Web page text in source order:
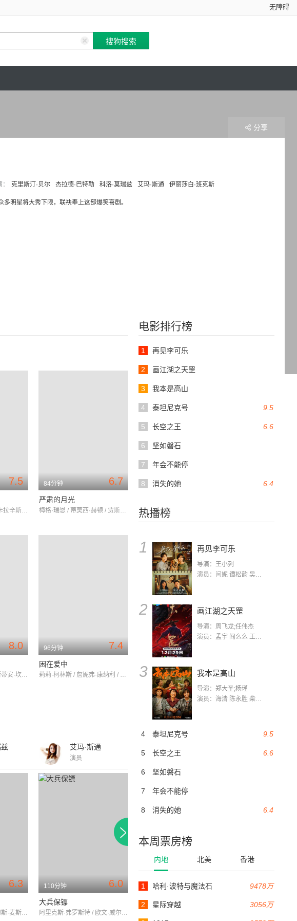
无障碍
克里斯汀·贝尔 杰拉德·巴特勒 科洛·莫瑞兹 艾玛·斯通 伊丽莎白·班克斯
明星将大秀下限，联袂奉上这部爆笑喜剧。
分享
电影排行榜
1 再见李可乐
2 画江湖之天罡
3 我本是高山
9.5
4 泰坦尼克号
6.6
5 长空之王
6 坚如磐石
7 年会不能停
6.4
8 消失的她
热播榜
1 再见李可乐
导演：王小列
演员：闫妮 谭松韵 吴京 蒋龙 赵小棠 冯雷 李虎城 平安 小七 小可乐
2 画江湖之天罡
导演：周飞龙;任伟杰
演员：孟宇 阎么么 王凯 郭政建 阎萌萌 杨默 高枫 齐斯伽 刘芊含 马程
3 我本是高山
导演：郑大圣;杨瑾
演员：海清 陈永胜 柴烨 王玥婷 万国鹏 美朵达瓦 赵瑞婷 罗解艳 郭莉娜 潘家艳
9.5
4 泰坦尼克号
6.6
5 长空之王
6 坚如磐石
7 年会不能停
6.4
8 消失的她
本周票房榜
内地 北美 香港
9478万
1 哈利·波特与魔法石
3056万
2 星际穿越
7.5
德鲁·巴里摩尔 / 约翰·卡拉辛斯基 / 克里斯汀·贝尔
6.7
84分钟
严肃的月光
梅格·瑞恩 / 蒂莫西·赫顿 / 贾斯汀·朗
8.0
克里斯汀·贝尔 / 克里斯蒂安·坎贝尔 / 内芙·坎贝尔
7.4
96分钟
困在爱中
莉莉·柯林斯 / 詹妮弗·康纳利 / 克里斯汀·贝尔
艾玛·斯通
演员
6.3
伊丽莎白·班克斯 / 詹姆斯·麦斯登 / 吉莉安·雅各布斯
6.0
110分钟
大兵保镖
阿里克斯·弗罗斯特 / 欧文·威尔逊 / 安德鲁·卡德威尔
6.5
90分钟
小尼基
108分钟
假死新人生